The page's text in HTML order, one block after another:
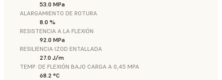
53.0 MPa
ALARGAMIENTO DE ROTURA
8.0 %
RESISTENCIA A LA FLEXIÓN
92.0 MPa
RESILIENCIA IZOD ENTALLADA
27.0 J/m
TEMP. DE FLEXIÓN BAJO CARGA A 0,45 MPA
68.2 °C